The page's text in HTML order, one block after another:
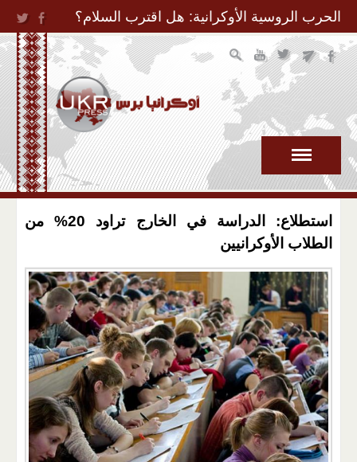
Jump to Navigation
الحرب الروسية الأوكرانية: هل اقترب السلام؟
استطلاع: الدراسة في الخارج تراود 20% من
الطلاب الأوكرانيين